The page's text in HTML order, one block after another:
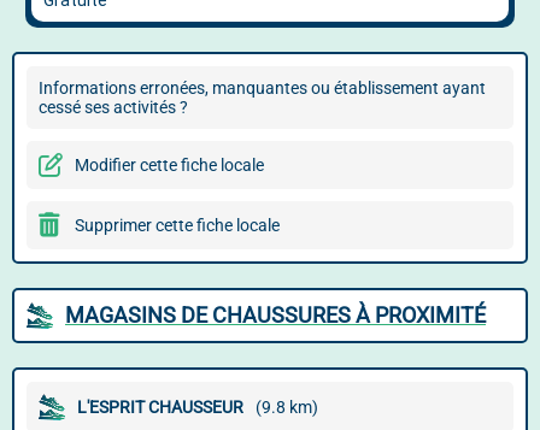
Informations erronées, manquantes ou établissement ayant
cessé ses activités ?
Modifier cette fiche locale
Supprimer cette fiche locale
MAGASINS DE CHAUSSURES À PROXIMITÉ
L'ESPRIT CHAUSSEUR (9.8 km)